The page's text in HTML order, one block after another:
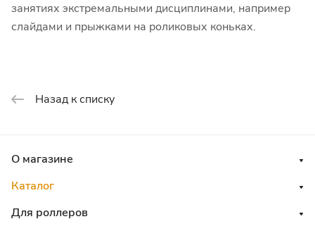
занятиях экстремальными дисциплинами, например
слайдами и прыжками на роликовых коньках.
Назад к списку
О магазине
Каталог
Для роллеров